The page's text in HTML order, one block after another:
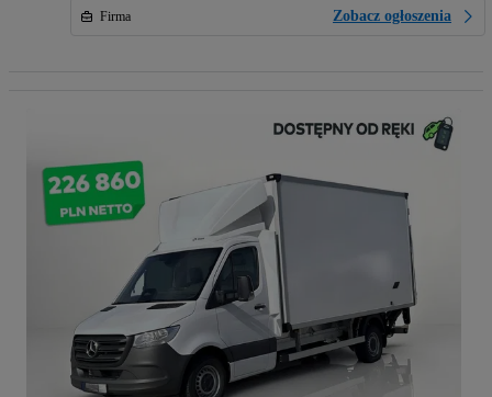
Firma Zobacz ogłoszenia